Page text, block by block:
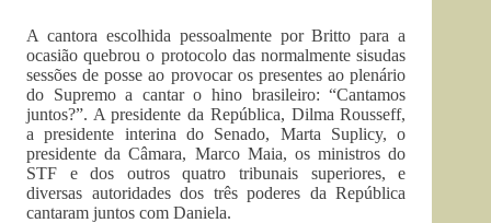
A cantora escolhida pessoalmente por Britto para a
ocasião quebrou o protocolo das normalmente sisudas
sessões de posse ao provocar os presentes ao plenário
do Supremo a cantar o hino brasileiro: “Cantamos
juntos?”. A presidente da República, Dilma Rousseff,
a presidente interina do Senado, Marta Suplicy, o
presidente da Câmara, Marco Maia, os ministros do
STF e dos outros quatro tribunais superiores, e
diversas autoridades dos três poderes da República
cantaram juntos com Daniela.